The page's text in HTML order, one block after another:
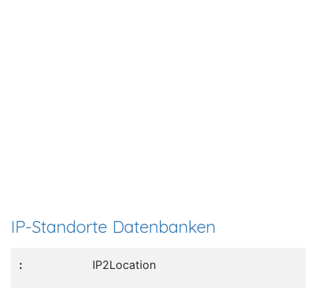
IP-Standorte Datenbanken
IP2Location